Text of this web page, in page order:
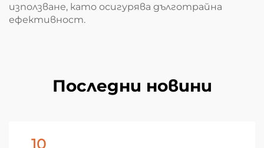
използване, като осигурява дълготрайна
ефективност.
Последни новини
10